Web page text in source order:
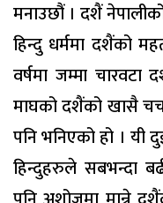
मनाउछौं । दशैं
हिन्दु धर्ममा दशैंको
वर्षमा जम्मा
माघको दशैंको खासै
पनि भनिएको हो । यी
हिन्दुहरुले सबभन्दा